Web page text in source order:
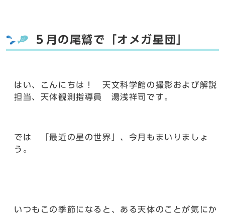
５月の尾鷲で「オメガ星団」
はい、こんにちは！ 天文科学館の撮影および解説
担当、天体観測指導員 湯浅祥司です。
では 「最近の星の世界」、今月もまいりましょ
う。
いつもこの季節になると、ある天体のことが気にか